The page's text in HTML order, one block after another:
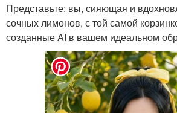
Представьте: вы, сияющая и
сочных лимонов, с той самой
созданные AI в вашем идеальном